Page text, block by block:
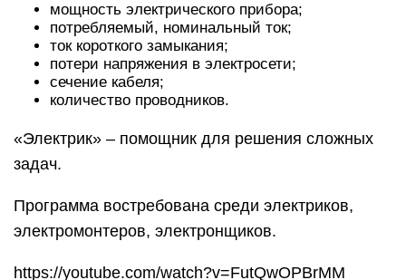
мощность электрического прибора;
потребляемый, номинальный ток;
ток короткого замыкания;
потери напряжения в электросети;
сечение кабеля;
количество проводников.
«Электрик» – помощник для решения сложных
задач.
Программа востребована среди электриков,
электромонтеров, электронщиков.
https://youtube.com/watch?v=FutQwOPBrMM